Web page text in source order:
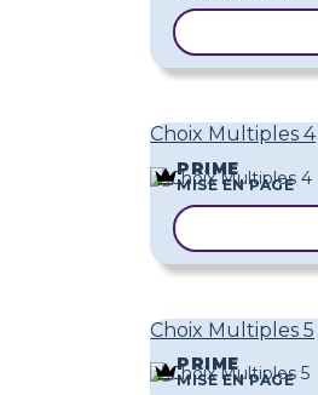
Choix Multiples 4
PRIME
MISE EN PAGE
Choix Multiples 5
PRIME
MISE EN PAGE